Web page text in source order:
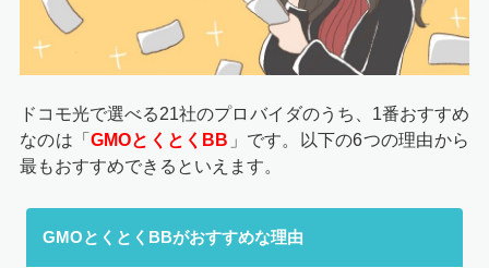
ドコモ光で選べる21社のプロバイダのうち、1番おすすめ
なのは「GMOとくとくBB 」です。以下の6つの理由から
最もおすすめできるといえます。
GMOとくとくBBがおすすめな理由